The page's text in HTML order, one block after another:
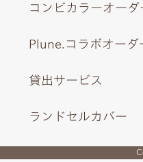
コンビカラーオー
Plune.コラボオーダ
貸出サービス
ランドセルカバー